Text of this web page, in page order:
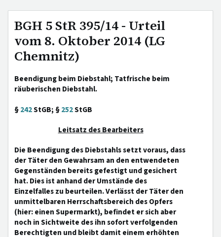
BGH 5 StR 395/14 - Urteil
vom 8. Oktober 2014 (LG
Chemnitz)
Beendigung beim Diebstahl; Tatfrische beim
räuberischen Diebstahl.
§242StGB; §252StGB
Leitsatz des Bearbeiters
Die Beendigung des Diebstahls setzt voraus, dass
der Täter den Gewahrsam an den entwendeten
Gegenständen bereits gefestigt und gesichert
hat. Dies ist anhand der Umstände des
Einzelfalles zu beurteilen. Verlässt der Täter den
unmittelbaren Herrschaftsbereich des Opfers
(hier: einen Supermarkt), befindet er sich aber
noch in Sichtweite des ihn sofort verfolgenden
Berechtigten und bleibt damit einem erhöhten